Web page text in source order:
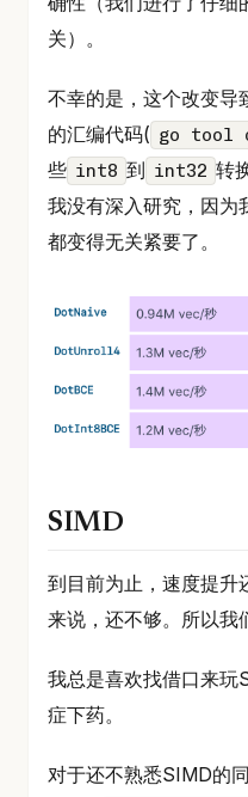
关）。
不幸的是，这个改变导
的汇编代码( go tool
些 int8 到 int32 转
我没有深入研究，因为
都变得无关紧要了。
SIMD
到目前为止，速度提升
来说，还不够。所以我
我总是喜欢找借口来玩
症下药。
对于还不熟悉SIMD的